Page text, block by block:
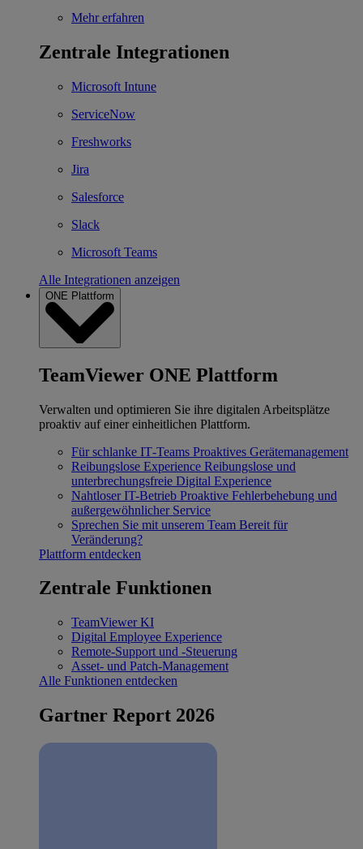
Mehr erfahren
Zentrale Integrationen
Microsoft Intune
ServiceNow
Freshworks
Jira
Salesforce
Slack
Microsoft Teams
Alle Integrationen anzeigen
ONE Plattform
TeamViewer ONE Plattform
Verwalten und optimieren Sie ihre digitalen Arbeitsplätze
proaktiv auf einer einheitlichen Plattform.
Für schlanke IT‐Teams Proaktives Gerätemanagement
Reibungslose Experience Reibungslose und
unterbrechungsfreie Digital Experience
Nahtloser IT-Betrieb Proaktive Fehlerbehebung und
außergewöhnlicher Service
Sprechen Sie mit unserem Team Bereit für
Veränderung?
Plattform entdecken
Zentrale Funktionen
TeamViewer KI
Digital Employee Experience
Remote-Support und -Steuerung
Asset- und Patch-Management
Alle Funktionen entdecken
Gartner Report 2026